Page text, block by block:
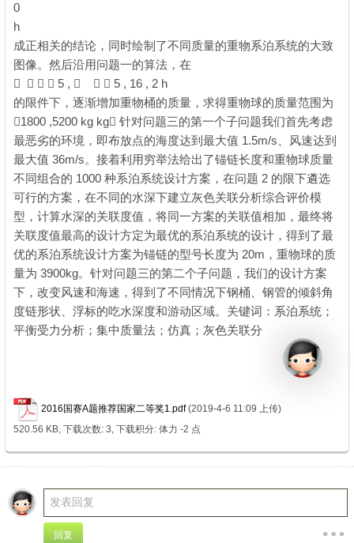
0
h
成正相关的结论，同时绘制了不同质量的重物系泊系统的大致
图像。然后沿用问题一的算法，在
    5 ,    5 , 16 , 2 h
的限件下，逐渐增加重物桶的质量，求得重物球的质量范围为
1800 ,5200 kg kg 针对问题三的第一个子问题我们首先考虑
最恶劣的环境，即布放点的海度达到最大值 1.5m/s、风速达到
最大值 36m/s。接着利用穷举法给出了锚链长度和重物球质量
不同组合的 1000 种系泊系统设计方案，在问题 2 的限下遴选
可行的方案，在不同的水深下建立灰色关联分析综合评价模
型，计算水深的关联度值，将同一方案的关联值相加，最终将
关联度值最高的设计方定为最优的系泊系统的设计，得到了最
优的系泊系统设计方案为锚链的型号长度为 20m，重物球的质
量为 3900kg。针对问题三的第二个子问题，我们的设计方案
下，改变风速和海速，得到了不同情况下钢桶、钢管的倾斜角
度链形状、浮标的吃水深度和游动区域。关键词：系泊系统；
平衡受力分析；集中质量法；仿真；灰色关联分
2016国赛A题推荐国家二等奖1.pdf (2019-4-6 11:09 上传)
520.56 KB, 下载次数: 3, 下载积分: 体力 -2 点